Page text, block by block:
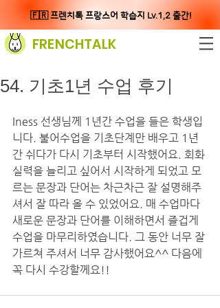
🇫🇷 프렌치톡 프랑스어 학습지 Lv.1,2 출간!
FRENCHTALK
54. 기초1년 수업 후기
Iness 선생님께 1년간 수업을 들은 학생입
니다. 불어수업을 기초단계만 배우고 1년
간 쉬다가 다시 기초부터 시작했어요. 회화
실력을 늘리고 싶어서 시작하게 되었고 모
르는 문장과 단어는 차근차근 잘 설명해주
셔서 잘 따라 올 수 있었어요. 매 수업마다
새로운 문장과 단어를 이해하면서 즐겁게
수업을 마무리하였습니다. 그 동안 너무 잘
가르쳐 주셔서 너무 감사했어요^^ 다음에
꼭 다시 수강할께요!!